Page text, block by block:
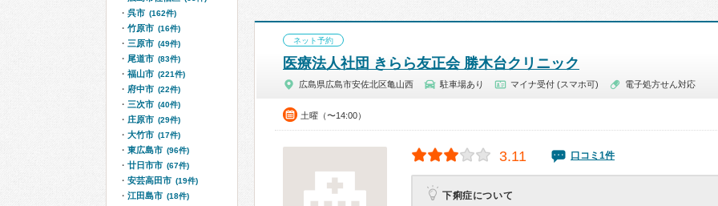
ネット予約
医療法人社団 きらら友正会 勝木台クリニック
広島県広島市安佐北区亀山西 駐車場あり マイナ受付 (スマホ可) 電子処方せん対応
土曜（〜14:00）
3.11 口コミ1件
下痢症について
呉市 (162件)
竹原市 (16件)
三原市 (49件)
尾道市 (83件)
福山市 (221件)
府中市 (22件)
三次市 (40件)
庄原市 (29件)
大竹市 (17件)
東広島市 (96件)
廿日市市 (67件)
安芸高田市 (19件)
江田島市 (18件)